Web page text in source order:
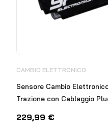
CAMBIO ELETTRONICO
Sensore Cambio
Trazione con Cablaggio
229,99 €